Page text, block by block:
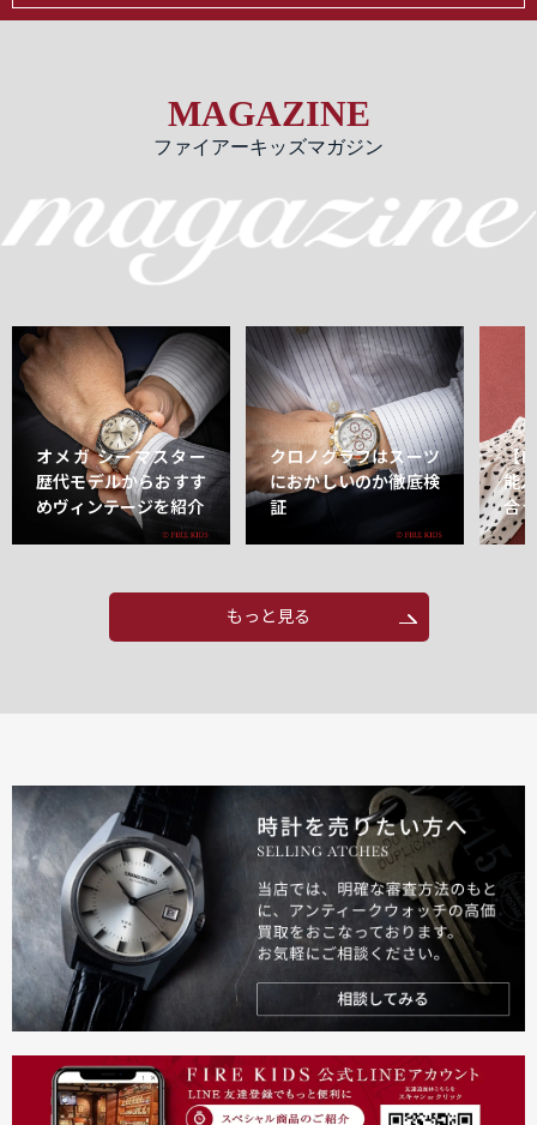
MAGAZINE
ファイアーキッズマガジン
オメガ シーマスター
歴代モデルからおすす
めヴィンテージを紹介
クロノグラフはスーツ
におかしいのか徹底検
証
【
能
合
もっと見る